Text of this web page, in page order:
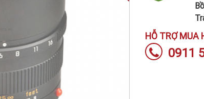
HỖ TRỢ MUA
0911